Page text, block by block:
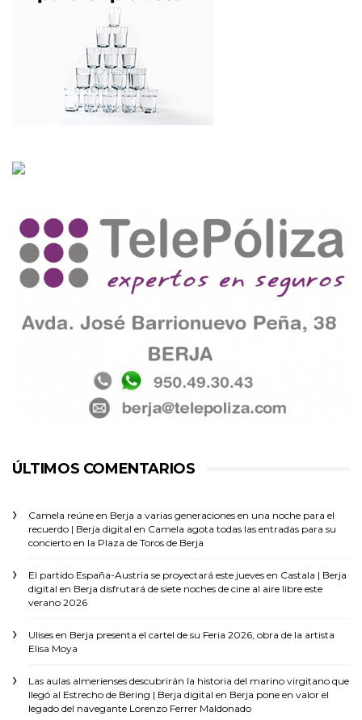
ÚLTIMOS COMENTARIOS
Camela reúne en Berja a varias generaciones en una noche para el
recuerdo | Berja digital en Camela agota todas las entradas para su
concierto en la Plaza de Toros de Berja
El partido España-Austria se proyectará este jueves en Castala | Berja
digital en Berja disfrutará de siete noches de cine al aire libre este
verano 2026
Ulises en Berja presenta el cartel de su Feria 2026, obra de la artista
Elisa Moya
Las aulas almerienses descubrirán la historia del marino virgitano que
llegó al Estrecho de Bering | Berja digital en Berja pone en valor el
legado del navegante Lorenzo Ferrer Maldonado